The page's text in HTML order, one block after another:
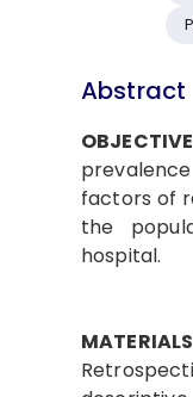
Abstract
factors of
the
hospital.